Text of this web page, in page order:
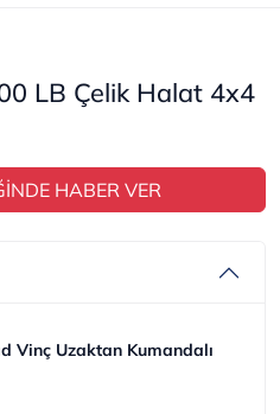
LB Çelik Halat 4x4
HABER VER
Vinç Uzaktan Kumandalı